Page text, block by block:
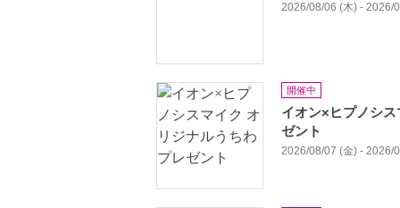
2026/08/06 (木) - 2026/
開催中
イオン×ヒプノシ
ゼント
2026/08/07 (金) - 2026/